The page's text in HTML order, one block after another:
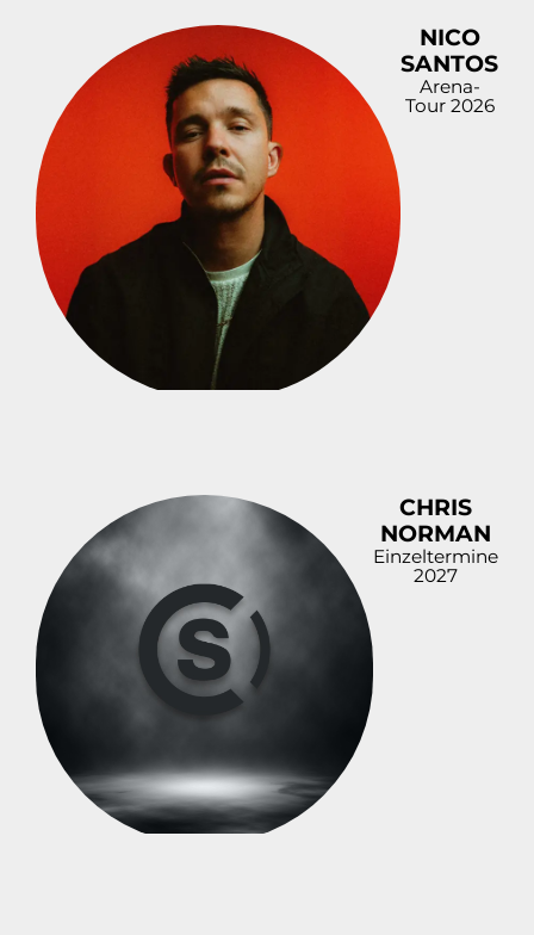
NICO
SANTOS
Arena-
Tour 2026
CHRIS
NORMAN
Einzeltermine
2027